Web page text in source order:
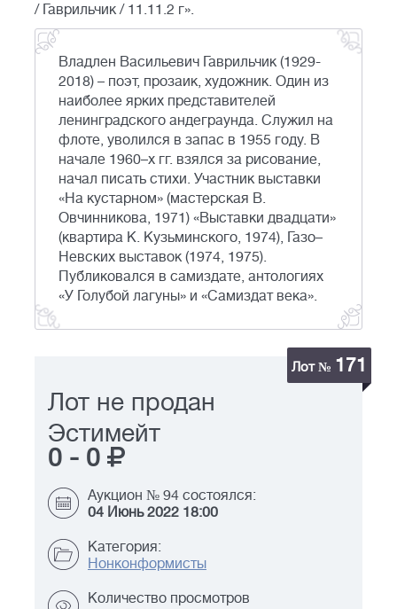
/ Гаврильчик / 11.11.2 г».
Владлен Васильевич Гаврильчик (1929-
2018) – поэт, прозаик, художник. Один из
наиболее ярких представителей
ленинградского андеграунда. Служил на
флоте, уволился в запас в 1955 году. В
начале 1960–х гг. взялся за рисование,
начал писать стихи. Участник выставки
«На кустарном» (мастерская В.
Овчинникова, 1971) «Выставки двадцати»
(квартира К. Кузьминского, 1974), Газо–
Невских выставок (1974, 1975).
Публиковался в самиздате, антологиях
«У Голубой лагуны» и «Самиздат века».
Лот № 171
Лот не продан
Эстимейт
0 - 0
Аукцион № 94 состоялся:
04 Июнь 2022 18:00
Категория:
Нонконформисты
Количество просмотров